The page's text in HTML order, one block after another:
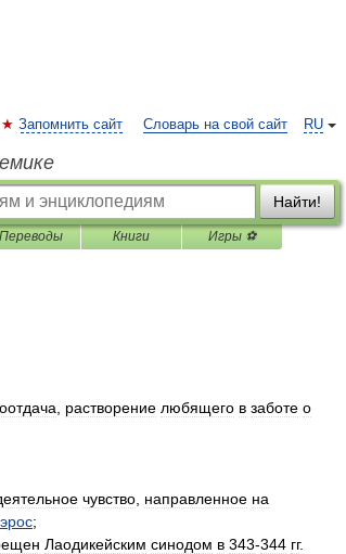
RU
Запомнить сайт Словарь на свой сайт
Найти!
Переводы Книги Игры ⚽
растворение любящего в заботе о
чувство направленное на
эрос;
Лаодикейским синодом в 343-344 гг.